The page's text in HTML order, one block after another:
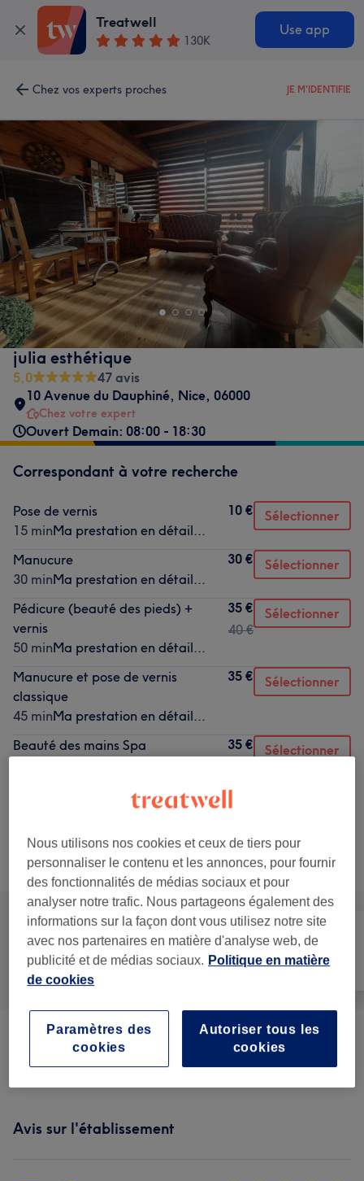
Treatwell
130K
Use app
Chez vos experts proches JE M'IDENTIFIE
julia esthétique
5,0
47 avis
10 Avenue du Dauphiné, Nice, 06000
Chez votre expert
Ouvert Demain: 08:00 - 18:30
Correspondant à votre recherche
Pose de vernis
15 minMa prestation en détail...
10 € Sélectionner
Manucure
30 minMa prestation en détail...
30 € Sélectionner
Pédicure (beauté des pieds) +
vernis
50 minMa prestation en détail...
35 €
40 €
Sélectionner
Manucure et pose de vernis
classique
45 minMa prestation en détail...
35 € Sélectionner
Beauté des mains Spa
35 € Sélectionner
Voir 1 plus de prestations correspondantes...
Ce n'est pas ce que vous recherchiez ?
Recherchez dans notre liste de prestations
Tout
Manucure et
Épilation
Manucure Et Pédicure Esthétique
(beauté Des Pieds) (18)
à partir de 10 €
Avis sur l'établissement
Nous utilisons nos cookies et ceux de tiers pour
personnaliser le contenu et les annonces, pour fournir
des fonctionnalités de médias sociaux et pour
analyser notre trafic. Nous partageons également des
informations sur la façon dont vous utilisez notre site
avec nos partenaires en matière d'analyse web, de
publicité et de médias sociaux. Politique en matière
de cookies
Autoriser tous les
cookies
Paramètres des
cookies